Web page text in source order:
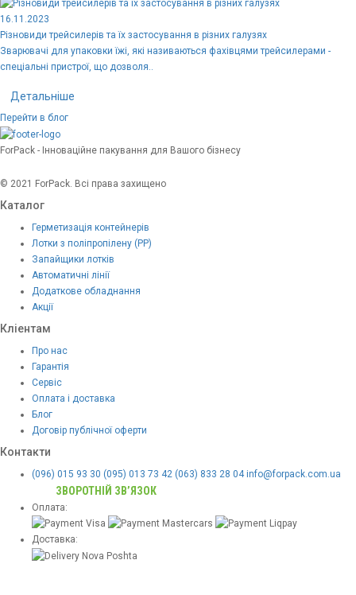
16.11.2023
Різновиди трейсилерів та їх застосування в різних галузях
Зварювачі для упаковки їжі, які називаються фахівцями трейсилерами -
спеціальні пристрої, що дозволя..
Детальніше
Перейти в блог
ForPack - Інноваційне пакування для Вашого бізнесу
© 2021 ForPack. Всі права захищено
Каталог
Герметизація контейнерів
Лотки з поліпропілену (PP)
Запайщики лотків
Автоматичні лінії
Додаткове обладнання
Акції
Кліентам
Про нас
Гарантія
Сервіс
Оплата і доставка
Блог
Договір публічної оферти
Контакти
(096) 015 93 30 (095) 013 73 42 (063) 833 28 04 info@forpack.com.ua
ЗВОРОТНІЙ ЗВ’ЯЗОК
Оплата:
Доставка: